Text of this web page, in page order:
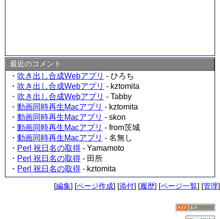
最近のコメント
・ 吹き出し合成Webアプリ - ひろち
・ 吹き出し合成Webアプリ - kztomita
・ 吹き出し合成Webアプリ - Tabby
・ 動画同時再生Macアプリ - kztomita
・ 動画同時再生Macアプリ - skon
・ 動画同時再生Macアプリ - from茨城
・ 動画同時再生Macアプリ - 名無し
・ Perl 祝日名の取得 - Yamamoto
・ Perl 祝日名の取得 - 田所
・ Perl 祝日名の取得 - kztomita
[編集] [ページ作成] [添付] [履歴] [ページ一覧] [管理]